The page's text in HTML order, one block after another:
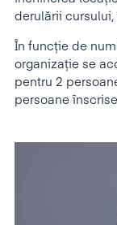
derulării
În funcție de
organizație se
pentru 2
persoane